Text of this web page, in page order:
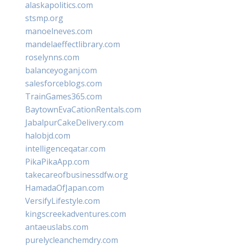
alaskapolitics.com
stsmp.org
manoelneves.com
mandelaeffectlibrary.com
roselynns.com
balanceyoganj.com
salesforceblogs.com
TrainGames365.com
BaytownEvaCationRentals.com
JabalpurCakeDelivery.com
halobjd.com
intelligenceqatar.com
PikaPikaApp.com
takecareofbusinessdfw.org
HamadaOfJapan.com
VersifyLifestyle.com
kingscreekadventures.com
antaeuslabs.com
purelycleanchemdry.com